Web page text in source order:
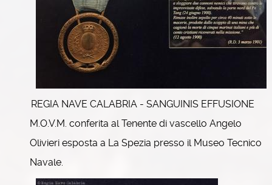
REGIA NAVE CALABRIA - SANGUINIS EFFUSIONE
M.O.V.M. conferita al Tenente di vascello Angelo
Olivieri esposta a La Spezia presso il Museo Tecnico
Navale.